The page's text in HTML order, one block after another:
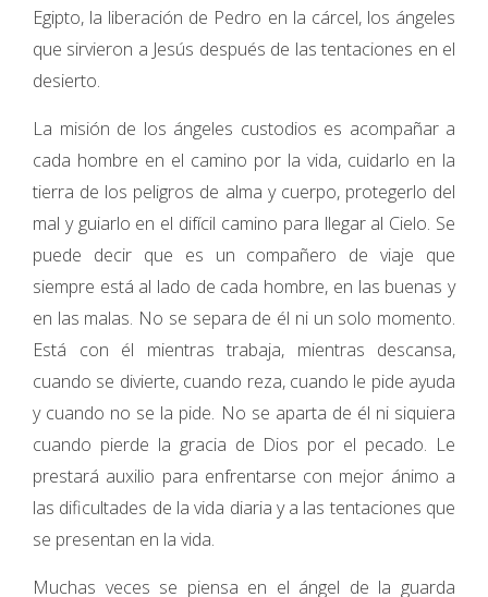
Egipto, la liberación de Pedro en la cárcel, los ángeles
que sirvieron a Jesús después de las tentaciones en el
desierto.
La misión de los ángeles custodios es acompañar a
cada hombre en el camino por la vida, cuidarlo en la
tierra de los peligros de alma y cuerpo, protegerlo del
mal y guiarlo en el difícil camino para llegar al Cielo. Se
puede decir que es un compañero de viaje que
siempre está al lado de cada hombre, en las buenas y
en las malas. No se separa de él ni un solo momento.
Está con él mientras trabaja, mientras descansa,
cuando se divierte, cuando reza, cuando le pide ayuda
y cuando no se la pide. No se aparta de él ni siquiera
cuando pierde la gracia de Dios por el pecado. Le
prestará auxilio para enfrentarse con mejor ánimo a
las dificultades de la vida diaria y a las tentaciones que
se presentan en la vida.
Muchas veces se piensa en el ángel de la guarda